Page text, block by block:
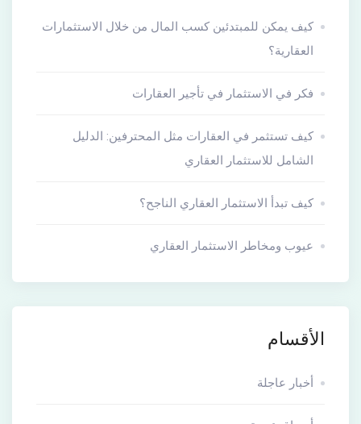
كيف يمكن للمبتدئين كسب المال من خلال الاستثمارات
العقارية؟
فكر في الاستثمار في تأجير العقارات
كيف تستثمر في العقارات مثل المحترفين: الدليل
الشامل للاستثمار العقاري
كيف تبدأ الاستثمار العقاري الناجح؟
عيوب ومخاطر الاستثمار العقاري
الأقسام
أخبار عاجلة